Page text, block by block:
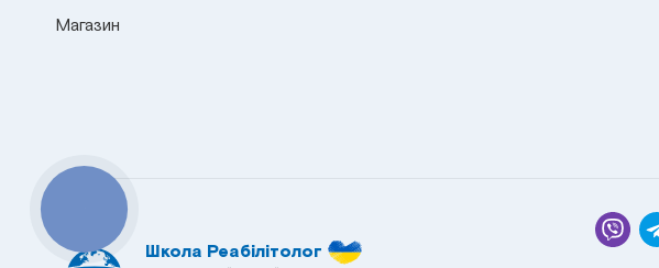
Магазин
Школа Реабілітолог